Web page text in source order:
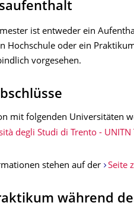
ist entweder ein
Hochschule oder ein
vorgesehen.
mit folgenden Universitäten
degli Studi di Trento - UNITN
stehen auf der Seite
während